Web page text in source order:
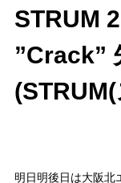
STRUM
”Crack”
明日明後日は大阪北